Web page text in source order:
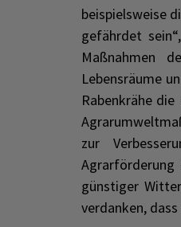
beispielsweise
gefährdet
Maßnahmen
Lebensräume
Rabenkrähe
zur
Agrarförderung
günstiger
verdanken,